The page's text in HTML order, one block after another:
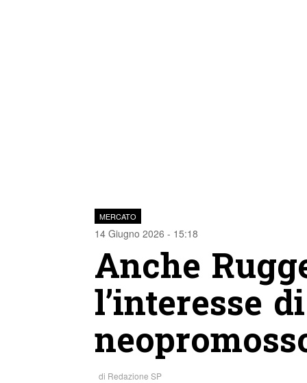
MERCATO
14 Giugno 2026 - 15:18
Anche
l’interesse
di Redazione SP